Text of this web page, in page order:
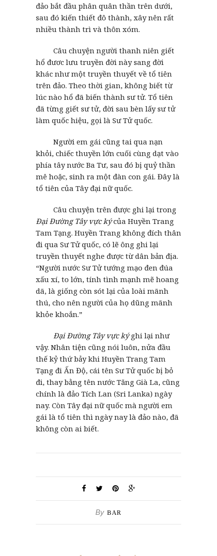
đảo bắt đầu phân quân thần trên dưới,
sau đó kiến thiết đô thành, xây nên rất
nhiều thành trì và thôn xóm.
Câu chuyện người thanh niên giết
hổ đươc lưu truyền đời này sang đời
khác như một truyền thuyết về tổ tiên
trên đảo. Theo thời gian, không biết từ
lúc nào hổ đã biến thành sư tử. Tổ tiên
đã từng giết sư tử, đời sau bèn lấy sư tử
làm quốc hiệu, gọi là Sư Tử quốc.
Người em gái cũng tai qua nạn
khỏi, chiếc thuyền lớn cuối cùng dạt vào
phía tây nước Ba Tư, sau đó bị quỷ thần
mê hoặc, sinh ra một đàn con gái. Đây là
tổ tiên của Tây đại nữ quốc.
Câu chuyện trên được ghi lại trong
Đại Đường Tây vực kýcủa Huyền Trang
Tam Tạng. Huyền Trang không đích thân
đi qua Sư Tử quốc, có lẽ ông ghi lại
truyền thuyết nghe được từ dân bản địa.
“Người nước Sư Tử tướng mạo đen đúa
xấu xí, to lớn, tính tình mạnh mẽ hoang
dã, là giống còn sót lại của loài mãnh
thú, cho nên người của họ dũng mãnh
khỏe khoắn.”
Đại Đường Tây vực kýghi lại như
vậy. Nhân tiện cũng nói luôn, nửa đầu
thế kỷ thứ bảy khi Huyền Trang Tam
Tạng đi Ấn Độ, cái tên Sư Tử quốc bị bỏ
đi, thay bằng tên nước Tăng Già La, cũng
chính là đảo Tích Lan (Sri Lanka) ngày
nay. Còn Tây đại nữ quốc mà người em
gái là tổ tiên thì ngày nay là đảo nào, đã
không còn ai biết.
By BAR